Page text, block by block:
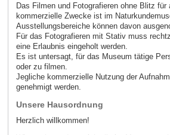
Das Filmen und Fotografieren ohne Blitz
kommerzielle Zwecke ist im
Ausstellungsbereiche können davon
Für das Fotografieren mit Stativ muss
eine Erlaubnis eingeholt werden.
Es ist untersagt, für das Museum tätige
oder zu filmen.
Jegliche kommerzielle Nutzung der
genehmigt werden.
Unsere Hausordnung
Herzlich willkommen!